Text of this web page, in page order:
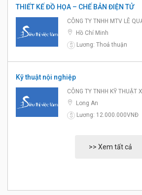
THIẾT KẾ ĐỒ HỌA – CHẾ BẢN ĐIỆN TỬ
CÔNG TY TNHH MTV LÊ
Hồ Chí Minh
$
Lương: Thoả thuận
Kỹ thuật nội nghiệp
CÔNG TY TNHH KỸ THUẬT
Long An
$
Lương: 12.000.000VNĐ
>> Xem tất cả